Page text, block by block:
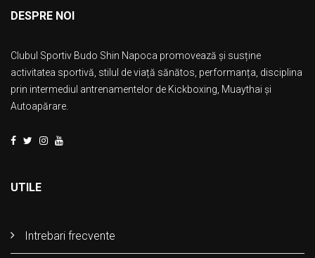
DESPRE NOI
Clubul Sportiv Budo Shin Napoca promovează și susține
activitatea sportivă, stilul de viață sănătos, performanța, disciplina
prin intermediul antrenamentelor de Kickboxing, Muaythai și
Autoapărare.
UTILE
Intrebari frecvente